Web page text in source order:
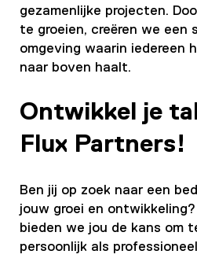
gezamenlijke projecten.
te groeien, creëren we een
omgeving waarin iedereen
naar boven haalt.
Ontwikkel je
Flux Partners!
Ben jij op zoek naar een
jouw groei en
bieden we jou de kans om
persoonlijk als